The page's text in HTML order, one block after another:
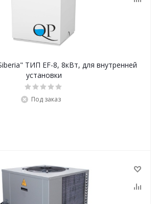
ТИП EF-8, 8кВт, для внутренней
установки
Под заказ